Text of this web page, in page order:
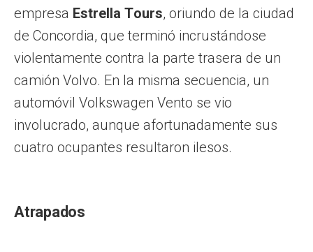
empresa Estrella Tours, oriundo de la ciudad
de Concordia, que terminó incrustándose
violentamente contra la parte trasera de un
camión Volvo. En la misma secuencia, un
automóvil Volkswagen Vento se vio
involucrado, aunque afortunadamente sus
cuatro ocupantes resultaron ilesos.
Atrapados